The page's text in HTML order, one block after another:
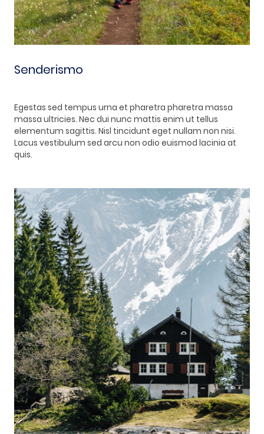
Senderismo
Egestas sed tempus urna et pharetra pharetra massa
massa ultricies. Nec dui nunc mattis enim ut tellus
elementum sagittis. Nisl tincidunt eget nullam non nisi.
Lacus vestibulum sed arcu non odio euismod lacinia at
quis.